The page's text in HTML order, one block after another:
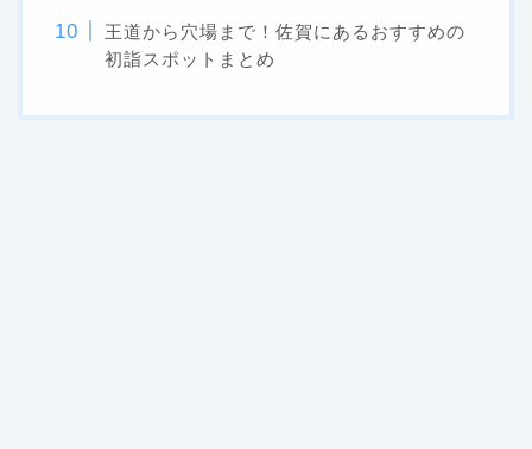
王道から穴場まで！佐賀にあるおすすめの
初詣スポットまとめ